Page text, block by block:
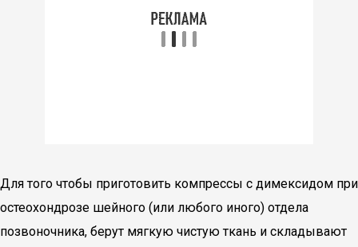
Для того чтобы приготовить компрессы с димексидом при
остеохондрозе шейного (или любого иного) отдела
позвоночника, берут мягкую чистую ткань и складывают